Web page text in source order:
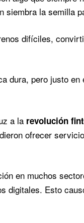
siembra la semilla
difíciles,
dura, pero justo
a la revolución
ofrecer
en muchos
digitales. Esto